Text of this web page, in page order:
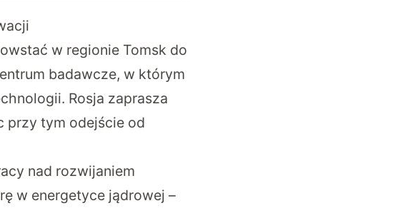
w regionie Tomsk do
badawcze, w którym
Rosja zaprasza
przy tym odejście od
nad rozwijaniem
w energetyce jądrowej –